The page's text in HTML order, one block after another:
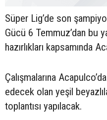
Süper Lig’de son
Gücü 6 Temmuz’dan bu
hazırlıkları kapsamında
Çalışmalarına
edecek olan yeşil
toplantısı yapılacak.